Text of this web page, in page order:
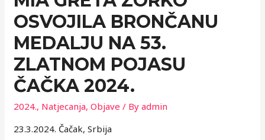
OSVOJILA BRONČANU
MEDALJU NA 53.
ZLATNOM POJASU
ČAČKA 2024.
2024., Natjecanja,Objave / Byadmin
23.3.2024. Čačak, Srbija